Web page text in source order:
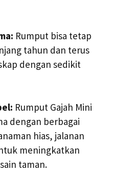
Rumput bisa tetap
tahun dan terus
dengan sedikit
Rumput Gajah Mini
dengan berbagai
hias, jalanan
meningkatkan
taman.